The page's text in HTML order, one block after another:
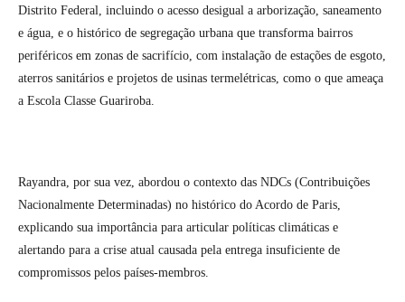
Distrito Federal, incluindo o acesso desigual a arborização, saneamento
e água, e o histórico de segregação urbana que transforma bairros
periféricos em zonas de sacrifício, com instalação de estações de esgoto,
aterros sanitários e projetos de usinas termelétricas, como o que ameaça
a Escola Classe Guariroba.
Rayandra, por sua vez, abordou o contexto das NDCs (Contribuições
Nacionalmente Determinadas) no histórico do Acordo de Paris,
explicando sua importância para articular políticas climáticas e
alertando para a crise atual causada pela entrega insuficiente de
compromissos pelos países-membros.